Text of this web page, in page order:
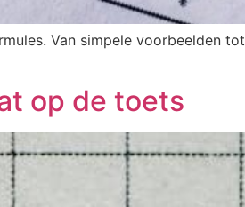
Van simpele voorbeelden
op de toets